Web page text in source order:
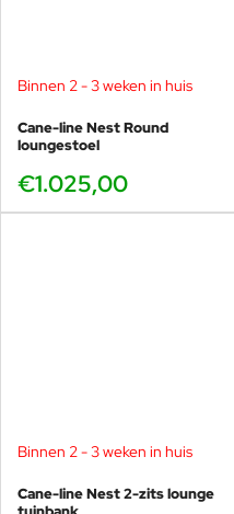
Door het indrukwekkende
Binnen 2 - 3 weken in huis
Cane-line Nest Round
loungestoel
€1.025,00
Binnen 2 - 3 weken in huis
Cane-line Nest 2-zits lounge